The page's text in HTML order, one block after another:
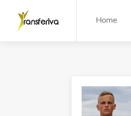
Home